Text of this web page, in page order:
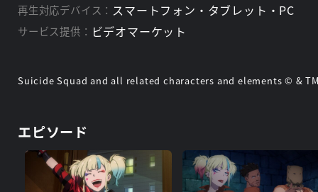
再生対応デバイス： スマートフォン・タブレット・PC
サービス提供： ビデオマーケット
Suicide Squad and all related characters and elements © &
エピソード